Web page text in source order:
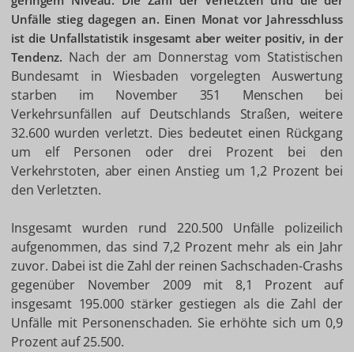
Unfälle stieg dagegen an. Einen Monat vor Jahresschluss
ist die Unfallstatistik insgesamt aber weiter positiv, in der
Tendenz. Nach der am Donnerstag vom Statistischen
Bundesamt in Wiesbaden vorgelegten Auswertung
starben im November 351 Menschen bei
Verkehrsunfällen auf Deutschlands Straßen, weitere
32.600 wurden verletzt. Dies bedeutet einen Rückgang
um elf Personen oder drei Prozent bei den
Verkehrstoten, aber einen Anstieg um 1,2 Prozent bei
den Verletzten.
Insgesamt wurden rund 220.500 Unfälle polizeilich
aufgenommen, das sind 7,2 Prozent mehr als ein Jahr
zuvor. Dabei ist die Zahl der reinen Sachschaden-Crashs
gegenüber November 2009 mit 8,1 Prozent auf
insgesamt 195.000 stärker gestiegen als die Zahl der
Unfälle mit Personenschaden. Sie erhöhte sich um 0,9
Prozent auf 25.500.